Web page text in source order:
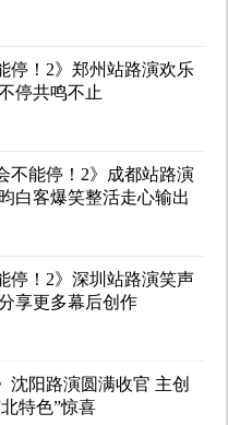
停！2》郑州站路演欢乐
停共鸣不止
不能停！2》成都站路演
白客爆笑整活走心输出
停！2》深圳站路演笑声
享更多幕后创作
沈阳路演圆满收官 主创
特色”惊喜